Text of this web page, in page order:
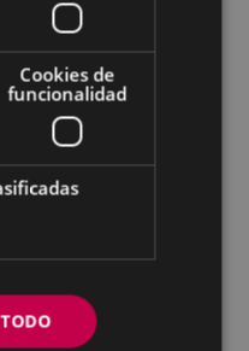
de canción que
de la búsqueda
donde lo que
a otros y
divertida contada
hilada a través de
de títeres y objetos.
Ariznabarreta,
Cookies de
funcionalidad